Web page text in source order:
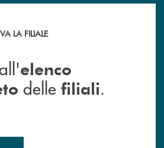
completo delle filiali .
LA FILIALE
elenco
delle filiali.